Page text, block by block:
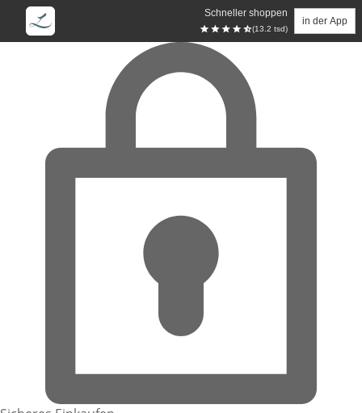
Schneller shoppen
(13.2 tsd)
in der App
Zum Hauptinhalt springen